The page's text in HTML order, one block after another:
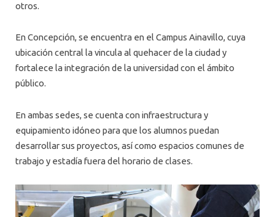
otros.
En Concepción, se encuentra en el Campus Ainavillo, cuya
ubicación central la vincula al quehacer de la ciudad y
fortalece la integración de la universidad con el ámbito
público.
En ambas sedes, se cuenta con infraestructura y
equipamiento idóneo para que los alumnos puedan
desarrollar sus proyectos, así como espacios comunes de
trabajo y estadía fuera del horario de clases.